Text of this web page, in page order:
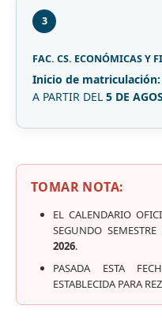
3
FAC. CS. ECONÓMICAS Y
Inicio de matriculación:
A PARTIR DEL 5 DE
TOMAR NOTA:
EL CALENDARIO
SEGUNDO
2026.
PASADA ESTA
ESTABLECIDA PARA